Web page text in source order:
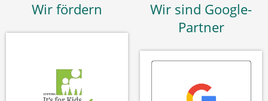
Wir fördern
Wir sind Google-
Partner